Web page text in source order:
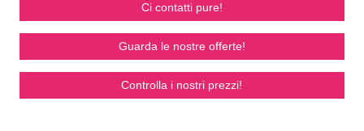
Ci contatti pure!
Guarda le nostre offerte!
Controlla i nostri prezzi!